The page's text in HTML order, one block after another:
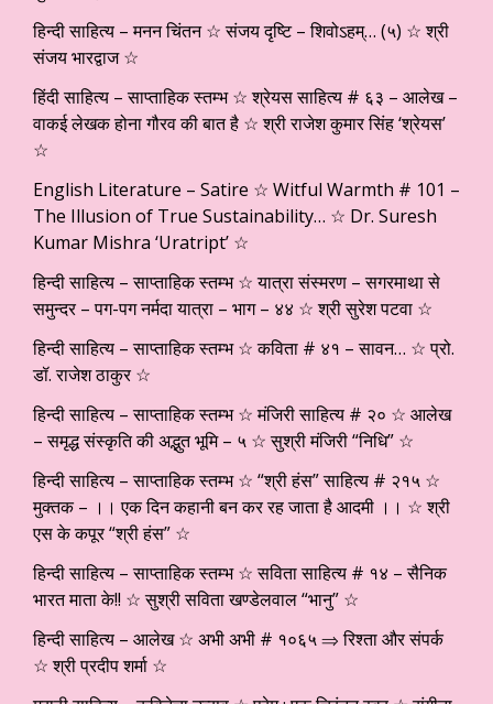
हिन्दी साहित्य – मनन चिंतन ☆ संजय दृष्टि – शिवोऽहम्… (५) ☆ श्री
संजय भारद्वाज ☆
हिंदी साहित्य – साप्ताहिक स्तम्भ ☆ श्रेयस साहित्य # ६३ – आलेख –
वाकई लेखक होना गौरव की बात है ☆ श्री राजेश कुमार सिंह ‘श्रेयस’
☆
English Literature – Satire ☆ Witful Warmth # 101 –
The Illusion of True Sustainability… ☆ Dr. Suresh
Kumar Mishra ‘Uratript’ ☆
हिन्दी साहित्य – साप्ताहिक स्तम्भ ☆ यात्रा संस्मरण – सगरमाथा से
समुन्दर – पग-पग नर्मदा यात्रा – भाग – ४४ ☆ श्री सुरेश पटवा ☆
हिन्दी साहित्य – साप्ताहिक स्तम्भ ☆ कविता # ४१ – सावन… ☆ प्रो.
डॉ. राजेश ठाकुर ☆
हिन्दी साहित्य – साप्ताहिक स्तम्भ ☆ मंजिरी साहित्य # २० ☆ आलेख
– समृद्ध संस्कृति की अद्भुत भूमि – ५ ☆ सुश्री मंजिरी “निधि” ☆
हिन्दी साहित्य – साप्ताहिक स्तम्भ ☆ “श्री हंस” साहित्य # २१५ ☆
मुक्तक – ।। एक दिन कहानी बन कर रह जाता है आदमी ।। ☆ श्री
एस के कपूर “श्री हंस” ☆
हिन्दी साहित्य – साप्ताहिक स्तम्भ ☆ सविता साहित्य # १४ – सैनिक
भारत माता के!! ☆ सुश्री सविता खण्डेलवाल “भानु” ☆
हिन्दी साहित्य – आलेख ☆ अभी अभी # १०६५ ⇒ रिश्ता और संपर्क
☆ श्री प्रदीप शर्मा ☆